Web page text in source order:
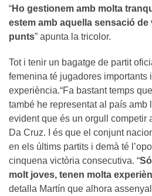
“Ho gestionem amb molta
estem amb aquella sensació
punts” apunta la tricolor.
Tot i tenir un bagatge de partit
femenina té jugadores importants
experiència.“Fa bastant temps
també he representat al país amb
evident que és un orgull competir
Da Cruz. I és que el conjunt
en els últims partits i demà té
cinquena victòria consecutiva. “
molt joves, tenen molta
detalla Martín que alhora